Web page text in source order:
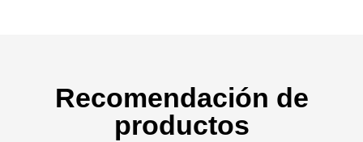
Recomendación de
productos